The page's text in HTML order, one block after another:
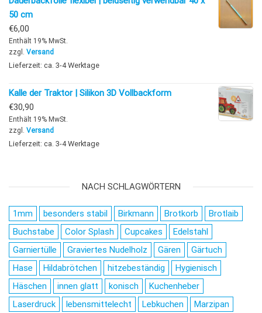
50 cm
€6,00
Enthält 19% MwSt.
zzgl. Versand
Lieferzeit: ca. 3-4 Werktage
Kalle der Traktor | Silikon 3D Vollbackform
€30,90
Enthält 19% MwSt.
zzgl. Versand
Lieferzeit: ca. 3-4 Werktage
NACH SCHLAGWÖRTERN
1mm besonders stabil Birkmann Brotkorb
Brotlaib
Buchstabe
Color Splash Cupcakes
Edelstahl
Garniertülle
Graviertes Nudelholz Gären
Gärtuch
Hase
Hildabrötchen hitzebeständig
Hygienisch
Häschen
innen glatt konisch
Kuchenheber
Laserdruck
lebensmittelecht Lebkuchen
Marzipan